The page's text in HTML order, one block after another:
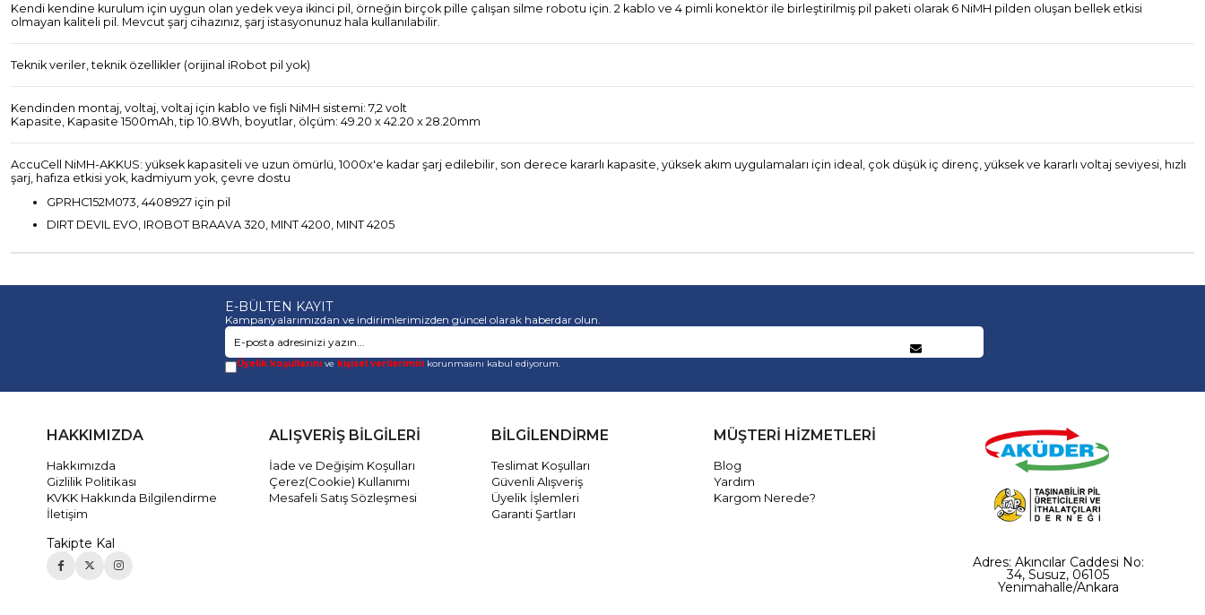
Kendi kendine kurulum için uygun olan yedek veya ikinci pil, örneğin birçok pille çalışan silme robotu için. 2 kablo ve 4 pimli konektör ile birleştirilmiş pil paketi olarak 6 NiMH pilden oluşan bellek etkisi
olmayan kaliteli pil. Mevcut şarj cihazınız, şarj istasyonunuz hala kullanılabilir.
Teknik veriler, teknik özellikler (orijinal iRobot pil yok)
Kendinden montaj, voltaj, voltaj için kablo ve fişli NiMH sistemi: 7,2 volt
Kapasite, Kapasite 1500mAh, tip 10.8Wh, boyutlar, ölçüm: 49.20 x 42.20 x 28.20mm
AccuCell NiMH-AKKUS: yüksek kapasiteli ve uzun ömürlü, 1000x'e kadar şarj edilebilir, son derece kararlı kapasite, yüksek akım uygulamaları için ideal, çok düşük iç direnç, yüksek ve kararlı voltaj seviyesi, hızlı
şarj, hafıza etkisi yok, kadmiyum yok, çevre dostu
GPRHC152M073, 4408927 için pil
DIRT DEVIL EVO, IROBOT BRAAVA 320, MINT 4200, MINT 4205
E-BÜLTEN KAYIT
Kampanyalarımızdan ve indirimlerimizden güncel olarak haberdar olun.
Üyelik koşullarını ve kişisel verilerimin korunmasını kabul ediyorum.
HAKKIMIZDA
Hakkımızda
Gizlilik Politikası
KVKK Hakkında Bilgilendirme
İletişim
Takipte Kal
ALIŞVERİŞ BİLGİLERİ
İade ve Değişim Koşulları
Çerez(Cookie) Kullanımı
Mesafeli Satış Sözleşmesi
BİLGİLENDİRME
Teslimat Koşulları
Güvenli Alışveriş
Üyelik İşlemleri
Garanti Şartları
MÜŞTERİ HİZMETLERİ
Blog
Yardım
Kargom Nerede?
Adres: Akıncılar Caddesi No:
34, Susuz, 06105
Yenimahalle/Ankara